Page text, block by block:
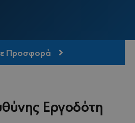
Προσφορά
Εργοδότη